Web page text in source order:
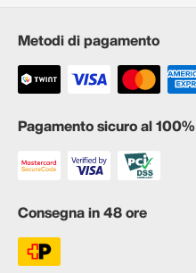
Metodi di pagamento
Pagamento sicuro al 100%
Consegna in 48 ore